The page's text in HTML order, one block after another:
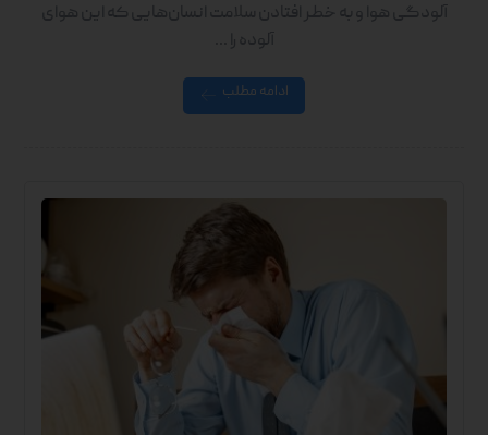
آلودگی هوا و به خطر افتادن سلامت انسان‌هایی که این هوای
آلوده را ...
ادامه مطلب